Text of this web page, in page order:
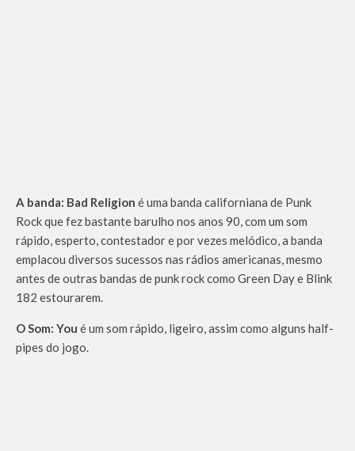
A banda: Bad Religion é uma banda californiana de Punk
Rock que fez bastante barulho nos anos 90, com um som
rápido, esperto, contestador e por vezes melódico, a banda
emplacou diversos sucessos nas rádios americanas, mesmo
antes de outras bandas de punk rock como Green Day e Blink
182 estourarem.
O Som: You é um som rápido, ligeiro, assim como alguns half-
pipes do jogo.